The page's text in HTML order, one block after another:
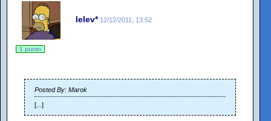
lelev* 12/12/2011, 13:52
1 punto
Posted By: Marok
[...]